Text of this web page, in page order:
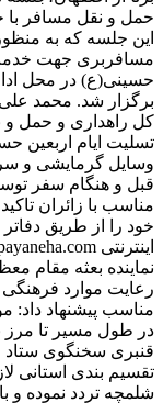
حمل و نقل مسافر با
این جلسه که به
مسافربری جهت
حسینی(ع) در محل
برگزار شد. محمد
کل راهداری و حمل
تسلیت ایام اربعین
وسایل گرمایشی و
قبل و هنگام سفر
مناسب با زائران
خود را از طریق
نماینده بعثه مقام
رعایت موارد
مناسب پیشنهاد داد:
در طول مسیر تا مرز
قنبری سخنگوی ستاد
تقسیم بندی استانی
شلمچه تردد نموده و